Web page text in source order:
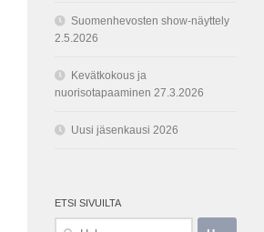
Suomenhevosten show-näyttely
2.5.2026
Kevätkokous ja
nuorisotapaaminen 27.3.2026
Uusi jäsenkausi 2026
ETSI SIVUILTA